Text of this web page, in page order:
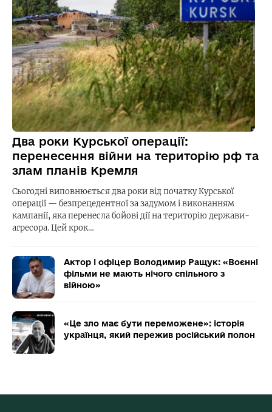
Два роки Курської операції:
перенесення війни на територію рф та
злам планів Кремля
Сьогодні виповнюється два роки від початку Курської
операції — безпрецедентної за задумом і виконанням
кампанії, яка перенесла бойові дії на територію держави-
агресора. Цей крок…
Актор і офіцер Володимир Ращук: «Воєнні
фільми не мають нічого спільного з
війною»
«Це зло має бути переможене»: історія
українця, який пережив російський полон